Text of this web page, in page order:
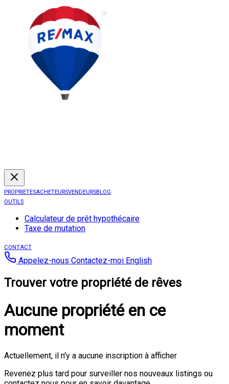
PROPRIETESACHETEURSVENDEURSBLOG
OUTILS
Calculateur de prêt hypothécaire
Taxe de mutation
CONTACT
Appelez-nous Contactez-moi English
Trouver votre propriété de rêves
Aucune propriété en ce
moment
Actuellement, il n'y a aucune inscription à afficher
Revenez plus tard pour surveiller nos nouveaux listings ou